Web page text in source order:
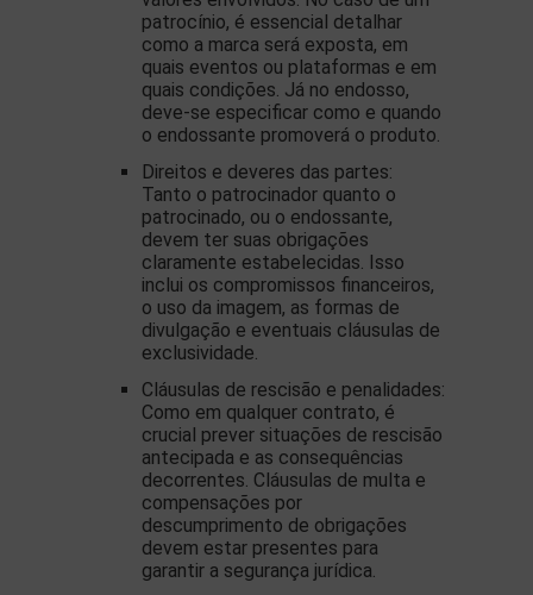
patrocínio, é essencial detalhar
como a marca será exposta, em
quais eventos ou plataformas e em
quais condições. Já no endosso,
deve-se especificar como e quando
o endossante promoverá o produto.
Direitos e deveres das partes:
Tanto o patrocinador quanto o
patrocinado, ou o endossante,
devem ter suas obrigações
claramente estabelecidas. Isso
inclui os compromissos financeiros,
o uso da imagem, as formas de
divulgação e eventuais cláusulas de
exclusividade.
Cláusulas de rescisão e penalidades:
Como em qualquer contrato, é
crucial prever situações de rescisão
antecipada e as consequências
decorrentes. Cláusulas de multa e
compensações por
descumprimento de obrigações
devem estar presentes para
garantir a segurança jurídica.